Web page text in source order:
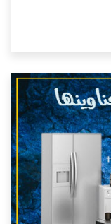
تكون من أهم